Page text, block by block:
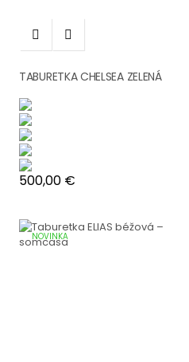
 
TABURETKA CHELSEA ZELENÁ
Cena
500,00 €
NOVINKA